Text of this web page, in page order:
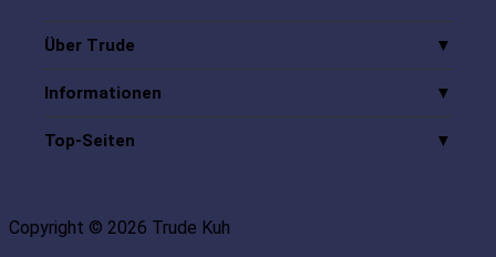
Über Trude
Informationen
Top-Seiten
Copyright © 2026 Trude Kuh